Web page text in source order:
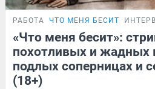
РАБОТА ЧТО МЕНЯ БЕСИТ
«Что меня бесит»:
похотливых и жадных
подлых соперницах и
(18+)